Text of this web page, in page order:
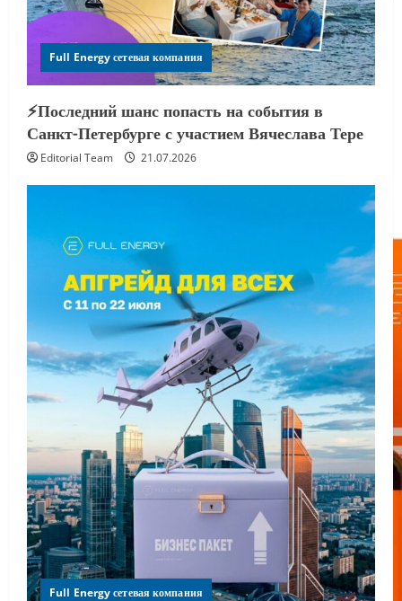
Full Energy сетевая компания
⚡️Последний шанс попасть на события в
Санкт-Петербурге с участием Вячеслава Тере
Editorial Team 21.07.2026
Full Energy сетевая компания